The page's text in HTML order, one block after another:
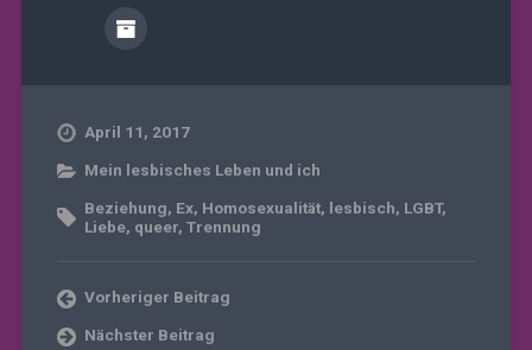
April 11, 2017
Mein lesbisches Leben und ich
Beziehung, Ex, Homosexualität, lesbisch, LGBT,
Liebe, queer, Trennung
Vorheriger Beitrag
Nächster Beitrag